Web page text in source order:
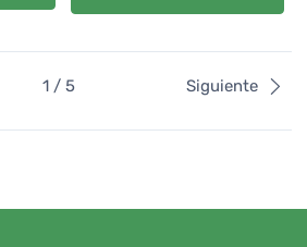
1 / 5 Siguiente